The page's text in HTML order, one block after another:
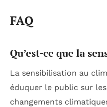
FAQ
Qu’est-ce que la
La sensibilisation au
éduquer le public sur
changements